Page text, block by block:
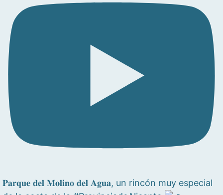
𝐏𝐚𝐫𝐪𝐮𝐞 𝐝𝐞𝐥 𝐌𝐨𝐥𝐢𝐧𝐨 𝐝𝐞𝐥 𝐀𝐠𝐮𝐚, un rincón muy especial